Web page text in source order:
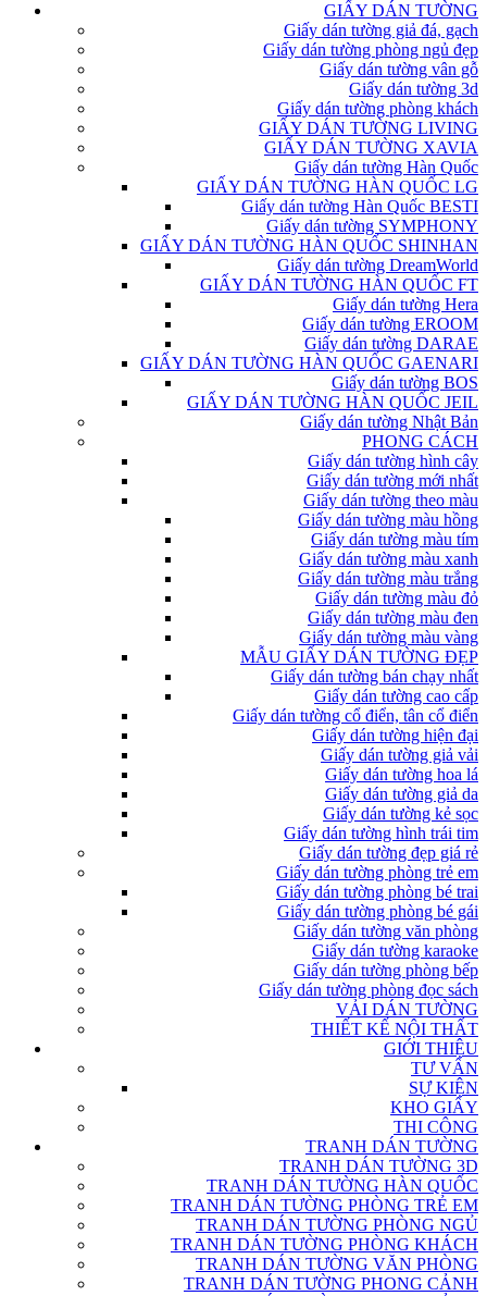
GIẤY DÁN TƯỜNG
Giấy dán tường giả đá, gạch
Giấy dán tường phòng ngủ đẹp
Giấy dán tường vân gỗ
Giấy dán tường 3d
Giấy dán tường phòng khách
GIẤY DÁN TƯỜNG LIVING
GIẤY DÁN TƯỜNG XAVIA
Giấy dán tường Hàn Quốc
GIẤY DÁN TƯỜNG HÀN QUỐC LG
Giấy dán tường Hàn Quốc BESTI
Giấy dán tường SYMPHONY
GIẤY DÁN TƯỜNG HÀN QUỐC SHINHAN
Giấy dán tường DreamWorld
GIẤY DÁN TƯỜNG HÀN QUỐC FT
Giấy dán tường Hera
Giấy dán tường EROOM
Giấy dán tường DARAE
GIẤY DÁN TƯỜNG HÀN QUỐC GAENARI
Giấy dán tường BOS
GIẤY DÁN TƯỜNG HÀN QUỐC JEIL
Giấy dán tường Nhật Bản
PHONG CÁCH
Giấy dán tường hình cây
Giấy dán tường mới nhất
Giấy dán tường theo màu
Giấy dán tường màu hồng
Giấy dán tường màu tím
Giấy dán tường màu xanh
Giấy dán tường màu trắng
Giấy dán tường màu đỏ
Giấy dán tường màu đen
Giấy dán tường màu vàng
MẪU GIẤY DÁN TƯỜNG ĐẸP
Giấy dán tường bán chạy nhất
Giấy dán tường cao cấp
Giấy dán tường cổ điển, tân cổ điển
Giấy dán tường hiện đại
Giấy dán tường giả vải
Giấy dán tường hoa lá
Giấy dán tường giả da
Giấy dán tường kẻ sọc
Giấy dán tường hình trái tim
Giấy dán tường đẹp giá rẻ
Giấy dán tường phòng trẻ em
Giấy dán tường phòng bé trai
Giấy dán tường phòng bé gái
Giấy dán tường văn phòng
Giấy dán tường karaoke
Giấy dán tường phòng bếp
Giấy dán tường phòng đọc sách
VẢI DÁN TƯỜNG
THIẾT KẾ NỘI THẤT
GIỚI THIỆU
TƯ VẤN
SỰ KIỆN
KHO GIẤY
THI CÔNG
TRANH DÁN TƯỜNG
TRANH DÁN TƯỜNG 3D
TRANH DÁN TƯỜNG HÀN QUỐC
TRANH DÁN TƯỜNG PHÒNG TRẺ EM
TRANH DÁN TƯỜNG PHÒNG NGỦ
TRANH DÁN TƯỜNG PHÒNG KHÁCH
TRANH DÁN TƯỜNG VĂN PHÒNG
TRANH DÁN TƯỜNG PHONG CẢNH